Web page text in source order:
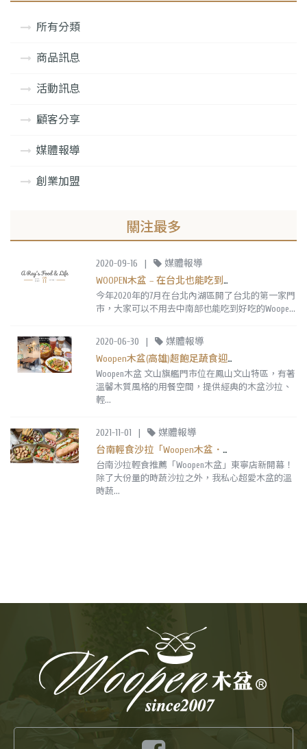
所有分類
商品訊息
活動訊息
顧客分享
媒體報導
創業加盟
關注最多
2020-09-16 |
媒體報導
WOOPEN木盆 – 在台北也能吃到木盆沙拉囉！
今年2020年的7月在台北內湖區開了台北的第一家門
市，大家可以不用去中南部也能吃到好吃的Woope...
2020-06-30 |
媒體報導
Woopen木盆(高雄)超飽足蔬食迎夏套餐!新推出烤雞腿溫時蔬,必吃煙燻鮭魚木盆沙拉
Woopen木盆 文山旗艦門市位在鳳山文山特區，有著
溫馨木質風格的用餐空間，提供經典的木盆沙拉、
輕...
2021-11-01 |
媒體報導
台南輕食沙拉「Woopen木盆．東寧 ToGo門市」超愛溫時蔬,澎湃大份量好飽足！田園沙拉98元帶著走。｜東寧店｜成大外帶|
台南沙拉輕食推薦「Woopen木盆」東寧店新開幕！
除了大份量的時蔬沙拉之外，我私心超愛木盆的溫
時蔬...